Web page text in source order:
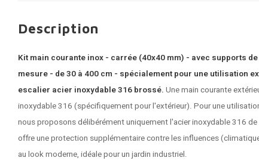
Description
Kit main courante inox - carrée (40x40 mm) - avec supports
mesure - de 30 à 400 cm - spécialement pour une utilisation
escalier acier inoxydable 316 brossé. Unemain courante
inoxydable 316 (spécifiquement pour l'extérieur). Pour une
nous proposons délibérément uniquement l'acier inoxydable 316
offre une protection supplémentaire contre les influences
au look moderne, idéale pour un jardin industriel.